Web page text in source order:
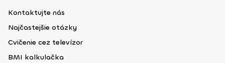
Kontaktujte nás
Najčastejšie otázky
Cvičenie cez televízor
BMI kalkulačka